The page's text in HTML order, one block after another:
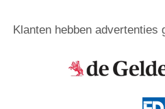
Klanten hebben advertenties